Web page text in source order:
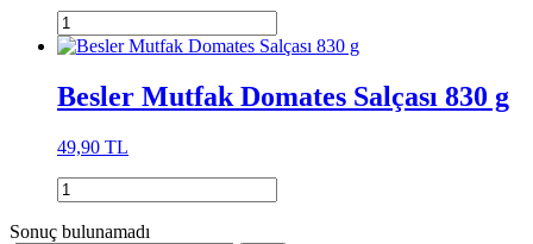
Besler Mutfak Domates Salçası 830 g
49,90 TL
Sonuç bulunamadı